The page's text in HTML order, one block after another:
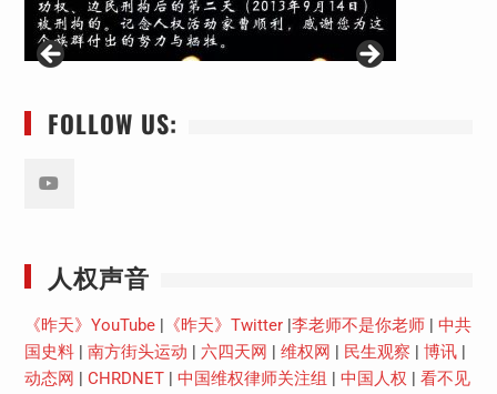
FOLLOW US:
人权声音
《昨天》YouTube| 《昨天》Twitter| 李老师不是你老师| 中共
国史料| 南方街头运动 六四天网 维权网 民生观察 博讯|
动态网
CHRDNET| 中国维权律师关注组 中国人权
看不见